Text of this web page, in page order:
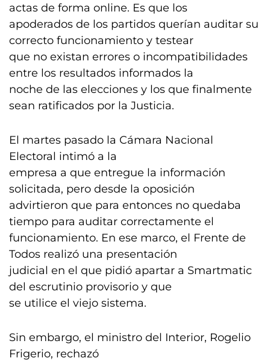
actas de forma online. Es que los
apoderados de los partidos querían auditar su
correcto funcionamiento y testear
que no existan errores o incompatibilidades
entre los resultados informados la
noche de las elecciones y los que finalmente
sean ratificados por la Justicia.
El martes pasado la Cámara Nacional
Electoral intimó a la
empresa a que entregue la información
solicitada, pero desde la oposición
advirtieron que para entonces no quedaba
tiempo para auditar correctamente el
funcionamiento. En ese marco, el Frente de
Todos realizó una presentación
judicial en el que pidió apartar a Smartmatic
del escrutinio provisorio y que
se utilice el viejo sistema.
Sin embargo, el ministro del Interior, Rogelio
Frigerio, rechazó